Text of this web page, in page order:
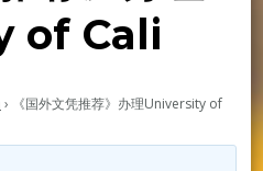
of Cali
›
《国外文凭推荐》办理University of